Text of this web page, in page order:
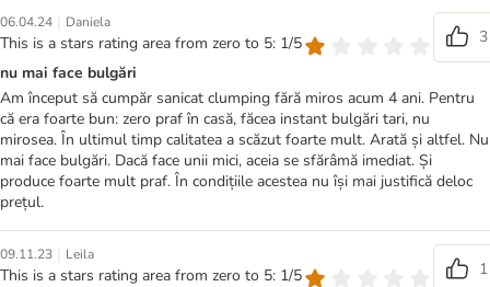
06.04.24 | Daniela
This is a stars rating area from zero to 5: 1/5
3
nu mai face bulgări
Am început să cumpăr sanicat clumping fără miros acum 4 ani. Pentru
că era foarte bun: zero praf în casă, făcea instant bulgări tari, nu
mirosea. În ultimul timp calitatea a scăzut foarte mult. Arată și altfel. Nu
mai face bulgări. Dacă face unii mici, aceia se sfărâmă imediat. Și
produce foarte mult praf. În condițiile acestea nu își mai justifică deloc
prețul.
09.11.23 | Leila
This is a stars rating area from zero to 5: 1/5
1